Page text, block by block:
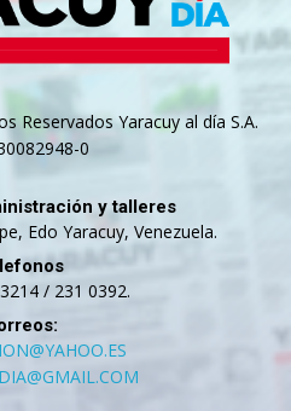
Reservados Yaracuy al día S.A.
0
y talleres
Edo Yaracuy, Venezuela.
/ 231 0392.